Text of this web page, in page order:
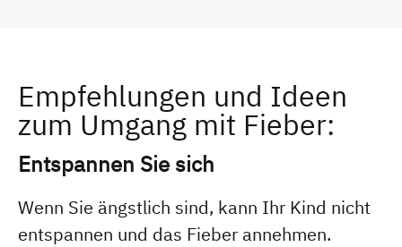
Empfehlungen und Ideen
zum Umgang mit Fieber:
Entspannen Sie sich
Wenn Sie ängstlich sind, kann Ihr Kind nicht
entspannen und das Fieber annehmen.